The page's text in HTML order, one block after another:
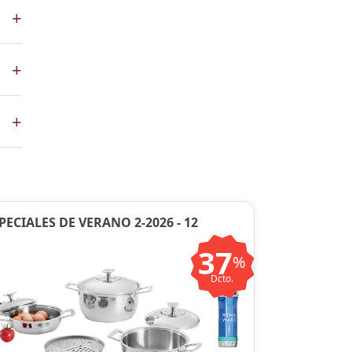
+
+
+
DE VERANO 2-2026 - 12
37%
Dcto.